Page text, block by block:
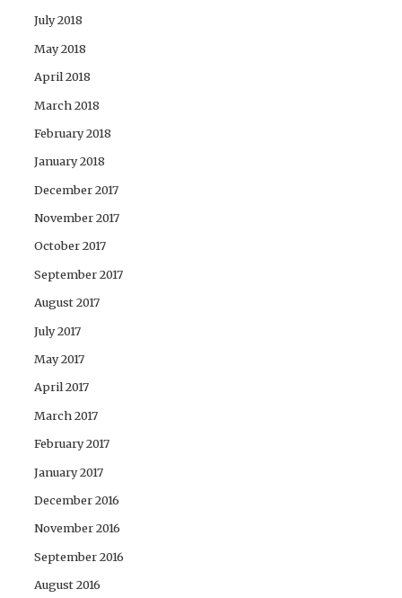
July 2018
May 2018
April 2018
March 2018
February 2018
January 2018
December 2017
November 2017
October 2017
September 2017
August 2017
July 2017
May 2017
April 2017
March 2017
February 2017
January 2017
December 2016
November 2016
September 2016
August 2016